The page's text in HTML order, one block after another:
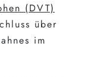
(DVT)
über
im